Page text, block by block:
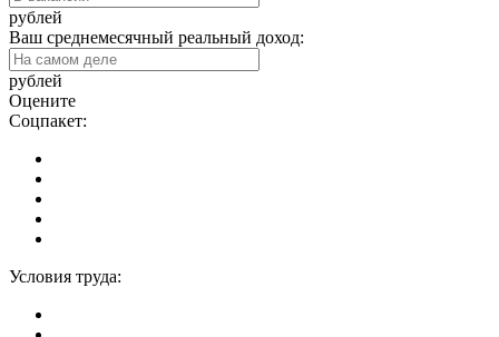
рублей
Ваш среднемесячный реальный доход:
рублей
Оцените
Соцпакет:
Условия труда: